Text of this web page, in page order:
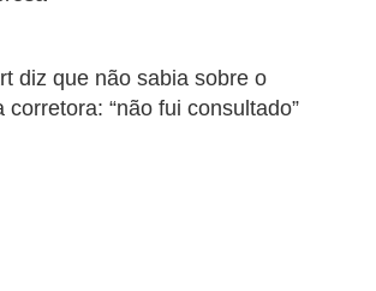
diz que não sabia sobre o
corretora: “não fui consultado”